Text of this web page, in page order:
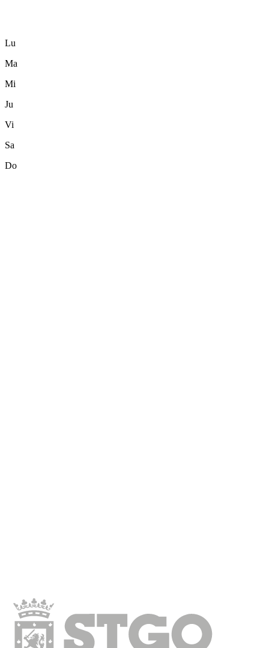
Lu
Ma
Mi
Ju
Vi
Sa
Do